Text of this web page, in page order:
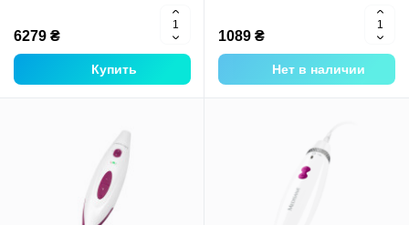
6279 ₴
Купить
1089 ₴
Нет в наличии